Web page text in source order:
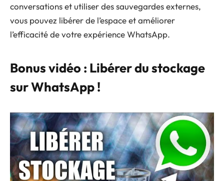
conversations et utiliser des sauvegardes externes,
vous pouvez libérer de l’espace et améliorer
l’efficacité de votre expérience WhatsApp.
Bonus vidéo : Libérer du stockage
sur WhatsApp !